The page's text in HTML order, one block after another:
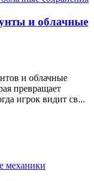
и облачные
и облачные
превращает
игрок видит св...